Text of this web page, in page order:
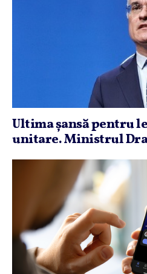
Ultima şansă pentru
unitare. Ministrul